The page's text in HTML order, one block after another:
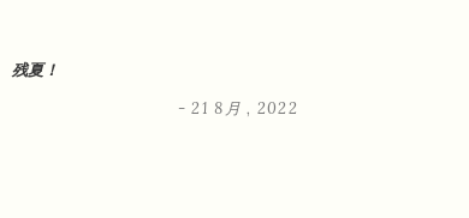
残夏！
- 21 8月 , 2022